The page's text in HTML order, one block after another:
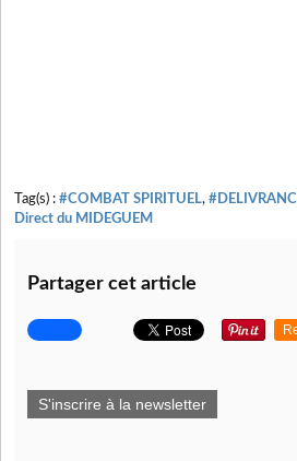
Tag(s) : #COMBAT SPIRITUEL,
Direct du MIDEGUEM
Partager cet article
S'inscrire à la newsletter